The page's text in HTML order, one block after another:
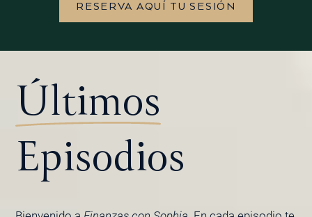
RESERVA AQUÍ TU SESIÓN
Últimos
Episodios